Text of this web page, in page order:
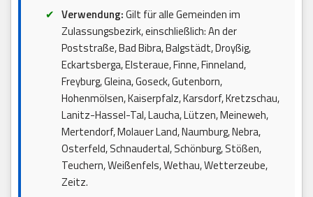
Verwendung:Gilt für alle Gemeinden im
Zulassungsbezirk, einschließlich: An der
Poststraße, Bad Bibra, Balgstädt, Droyßig,
Eckartsberga, Elsteraue, Finne, Finneland,
Freyburg, Gleina, Goseck, Gutenborn,
Hohenmölsen, Kaiserpfalz, Karsdorf, Kretzschau,
Lanitz-Hassel-Tal, Laucha, Lützen, Meineweh,
Mertendorf, Molauer Land, Naumburg, Nebra,
Osterfeld, Schnaudertal, Schönburg, Stößen,
Teuchern, Weißenfels, Wethau, Wetterzeube,
Zeitz.